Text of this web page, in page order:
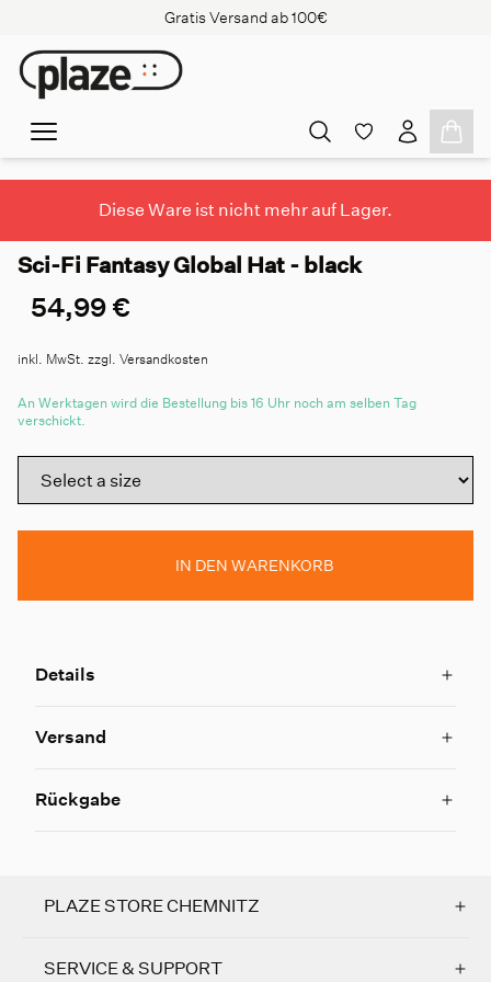
Gratis Versand ab 100€
Diese Ware ist nicht mehr auf Lager.
Sci-Fi Fantasy Global Hat - black
54,99 €
inkl. MwSt. zzgl. Versandkosten
An Werktagen wird die Bestellung bis 16 Uhr noch am selben Tag
verschickt.
IN DEN WARENKORB
Details
Versand
Rückgabe
PLAZE STORE CHEMNITZ
SERVICE & SUPPORT